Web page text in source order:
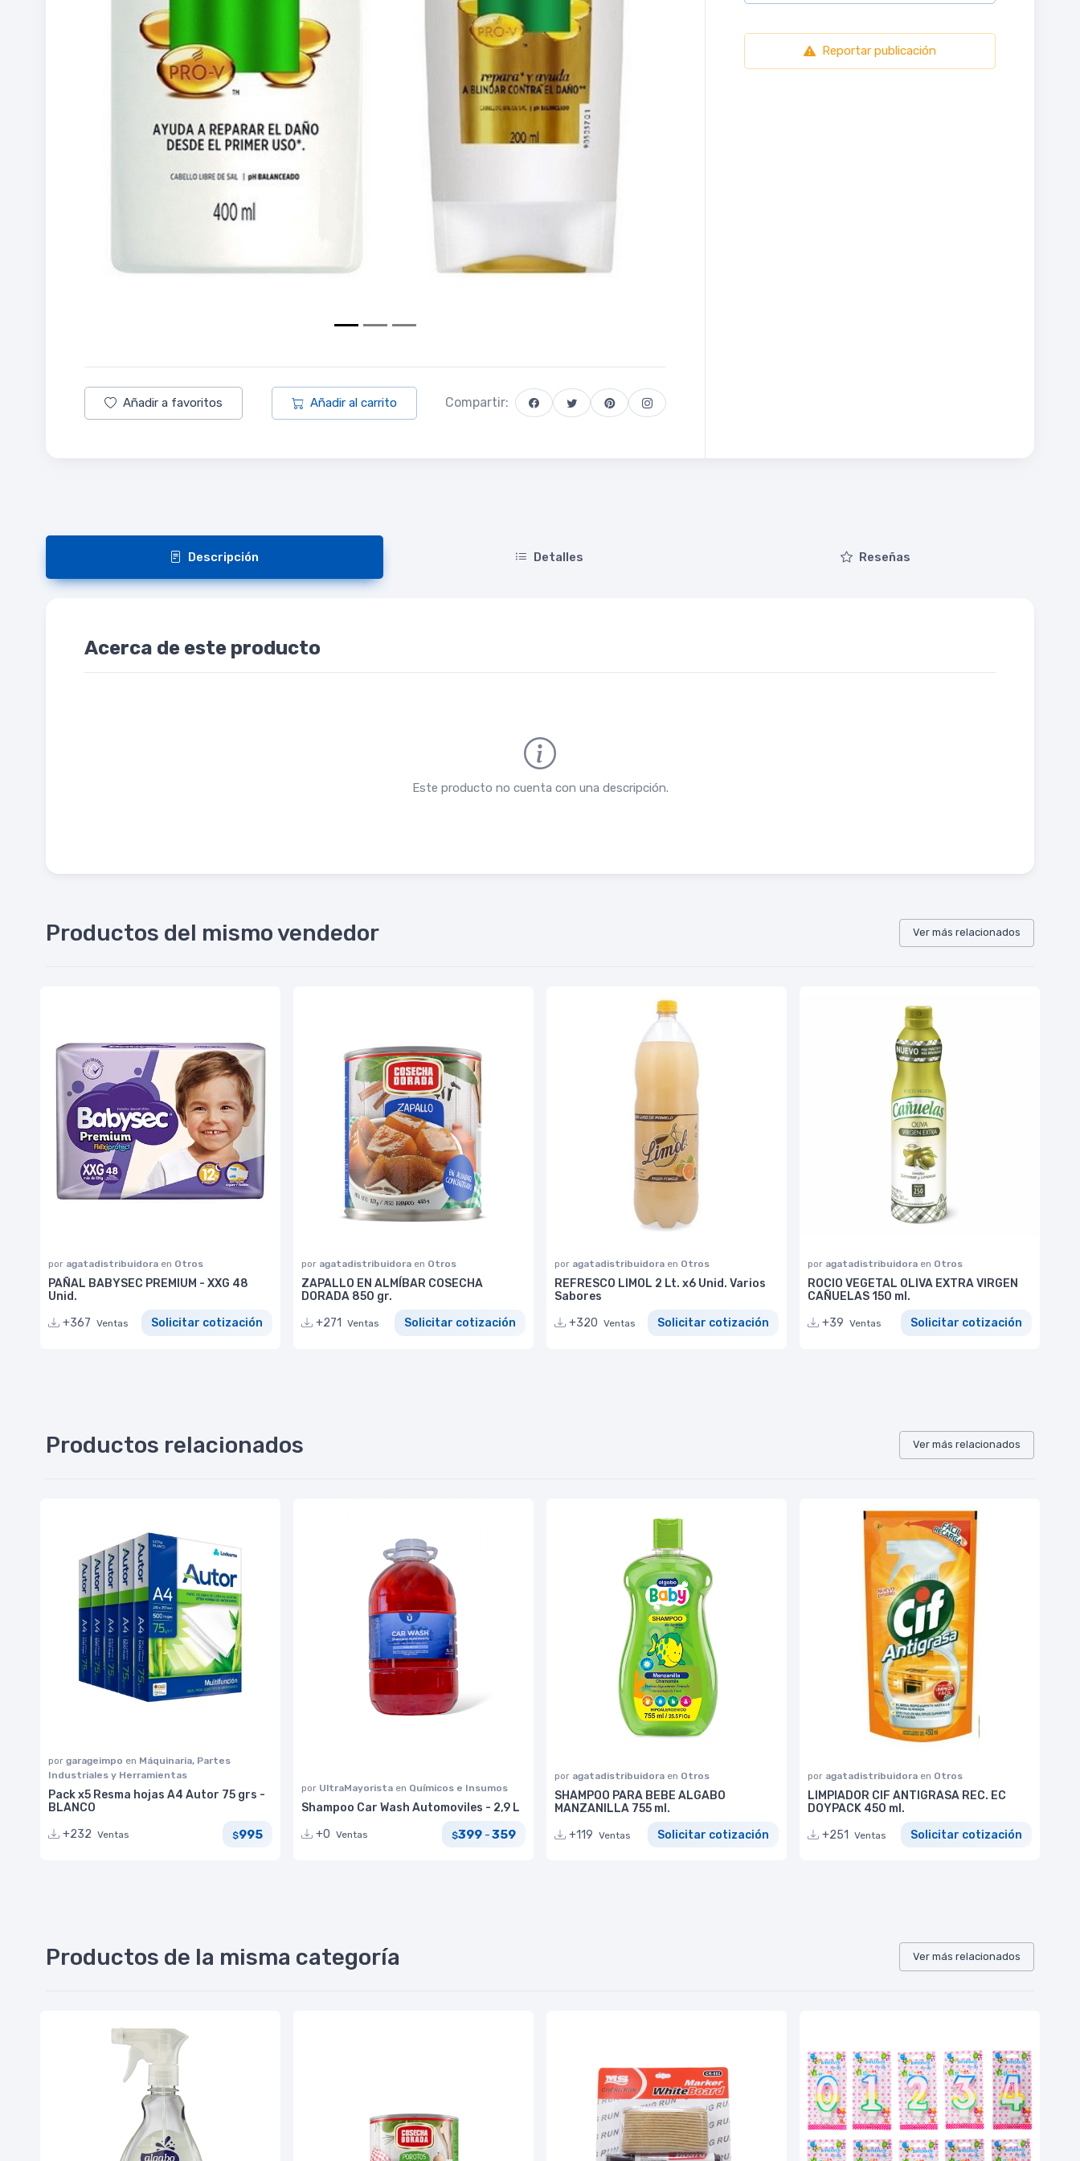
Añadir a favoritos Añadir al carrito Compartir:
Reportar publicación
Descripción Detalles Reseñas
Acerca de este producto
Este producto no cuenta con una descripción.
Productos del mismo vendedor Ver más relacionados
por agatadistribuidora en Otros
PAÑAL BABYSEC PREMIUM - XXG 48
Unid.
+367 Ventas Solicitar cotización
por agatadistribuidora en Otros
ZAPALLO EN ALMÍBAR COSECHA
DORADA 850 gr.
+271
Ventas Solicitar cotización
por agatadistribuidora en Otros
REFRESCO LIMOL 2 Lt. x6 Unid. Varios
Sabores
+320 Ventas Solicitar cotización
por agatadistribuidora en Otros
ROCIO VEGETAL OLIVA EXTRA VIRGEN
CAÑUELAS 150 ml.
+39 Ventas Solicitar cotización
Productos relacionados Ver más relacionados
por garageimpo en Máquinaria, Partes
Industriales y Herramientas
Pack x5 Resma hojas A4 Autor 75 grs -
BLANCO
+232 Ventas $995
por UltraMayorista en Químicos e Insumos
Shampoo Car Wash Automoviles - 2,9 L
+0 Ventas $399 -359
por agatadistribuidora en Otros
SHAMPOO PARA BEBE ALGABO
MANZANILLA 755 ml.
+119 Ventas Solicitar cotización
por agatadistribuidora en Otros
LIMPIADOR CIF ANTIGRASA REC. EC
DOYPACK 450 ml.
+251
Ventas Solicitar cotización
Productos de la misma categoría Ver más relacionados